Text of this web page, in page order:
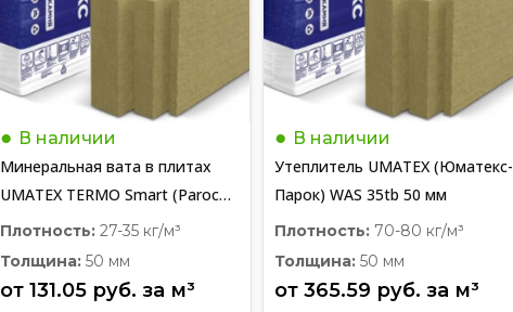
В наличии
Минеральная вата в плитах
UMATEX TERMO Smart (Paroc
Extra) (1220*610*50 мм)
Плотность: 27-35 кг/м³
Толщина: 50 мм
от 131.05 руб. за м³
В наличии
Утеплитель UMATEX (Юматекс-
Парок) WAS 35tb 50 мм
Плотность:70-80 кг/м³
Толщина:50 мм
от 365.59 руб. за м³